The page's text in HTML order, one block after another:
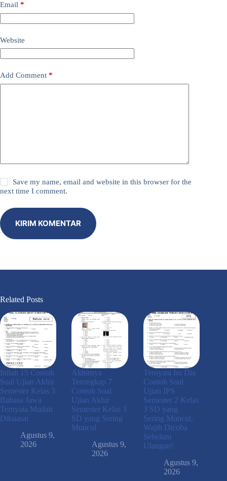
Email *
Website
Add Comment *
Save my name, email and website in this browser for the
next time I comment.
KIRIM KOMENTAR
Related Posts
Inilah 15 Contoh
Soal Ujian Akhir
Semester Kelas 3
Bahasa Jawa
Ternyata Mudah
Dikuasai
Agustus 9,
2026
Akhirnya
Terungkap 7
Contoh Soal
Ujian Akhir
Semester Kelas 3
SD yang Sering
Muncul
Agustus 9,
2026
Ternyata Ini Dia
Contoh Soal
Ujian IPS
Semester 2 Kelas
3 SD yang
Sering Muncul,
Wajib Dicoba
Sebelum
Ulangan!
Agustus 9,
2026